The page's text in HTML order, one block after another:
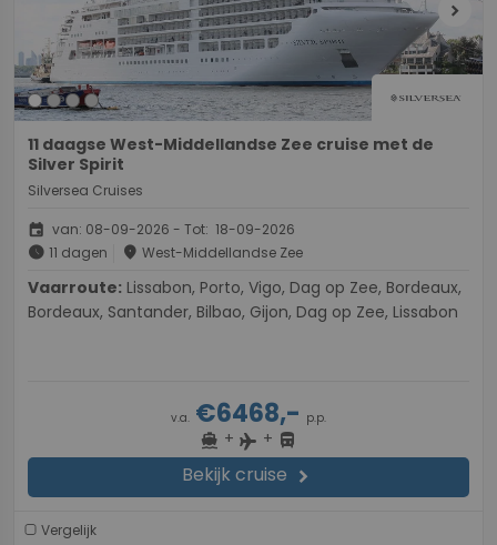
chevron_right
11 daagse West-Middellandse Zee cruise met de
Silver Spirit
Silversea Cruises
event van: 08-09-2026 - Tot: 18-09-2026
schedule 11 dagen place West-Middellandse Zee
Vaarroute:
Bordeaux, Santander, Bilbao, Gijon, Dag op Zee, Lissabon
v.a. €6468,- p.p.
directions_boat + flight + directions_bus
Bekijk cruise chevron_right
Vergelijk